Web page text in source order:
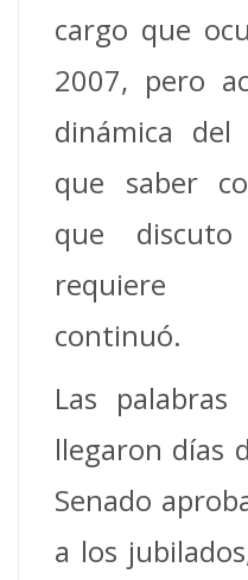
cargo que
2007, pero
dinámica
que saber
que
requiere
continuó.
Las palabras
llegaron días
Senado
a los